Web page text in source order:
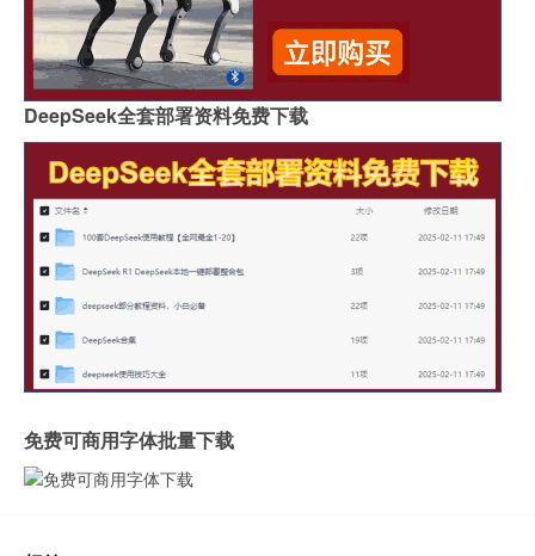
DeepSeek全套部署资料免费下载
免费可商用字体批量下载